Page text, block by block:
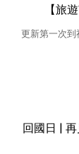
【旅
更新第一次
回國日 |